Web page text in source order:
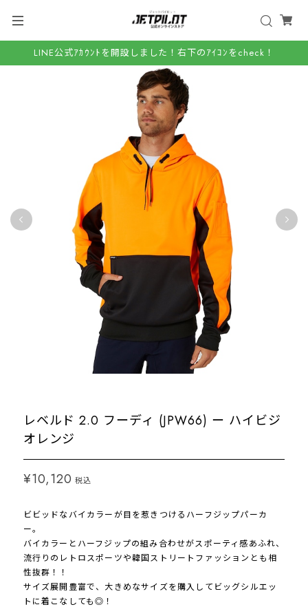
LINE公式ｱｶｳﾝﾄを開設しました！右下のｱｲｺﾝをcheck！
レベルド 2.0 フーディ (JPW66) ー ハイビジ
オレンジ
¥10,120 税込
ビビッドなバイカラーが目を惹きつけるハーフジップパーカ
ー。
バイカラーとハーフジップの組み合わせがスポーティ感あふれ、
流行りのレトロスポーツや韓国ストリートファッションとも相
性抜群！！
サイズ展開豊富で、大きめなサイズを購入してビッグシルエッ
トに着こなしても◎！